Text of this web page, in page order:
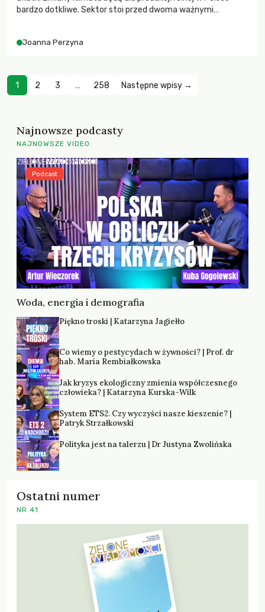
bardzo dotkliwe. Sektor stoi przed dwoma ważnymi
zachodzących zmian klimatycznych. Wymagać to będzie
Joanna Perzyna
1 2 3 … 258 Następne wpisy →
Najnowsze podcasty
NAJNOWSZE VIDEO
Woda, energia i demografia
Podcast
Piękno troski | Katarzyna Jagiełło
Co wiemy o pestycydach w żywności? | Prof. dr
hab. Maria Rembiałkowska
Jak kryzys ekologiczny zmienia współczesnego
człowieka? | Katarzyna Kurska-Wilk
System ETS2. Czy wyczyści nasze kieszenie? |
Patryk Strzałkowski
Polityka jest na talerzu | Dr Justyna Zwolińska
Ostatni numer
NR 41